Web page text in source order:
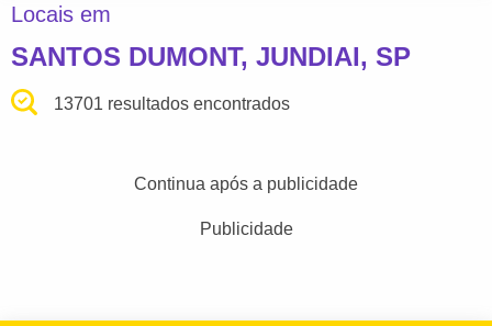
Locais em
SANTOS DUMONT, JUNDIAI, SP
13701 resultados encontrados
Continua após a publicidade
Publicidade